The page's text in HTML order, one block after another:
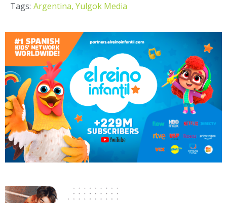
Tags: Argentina, Yulgok Media